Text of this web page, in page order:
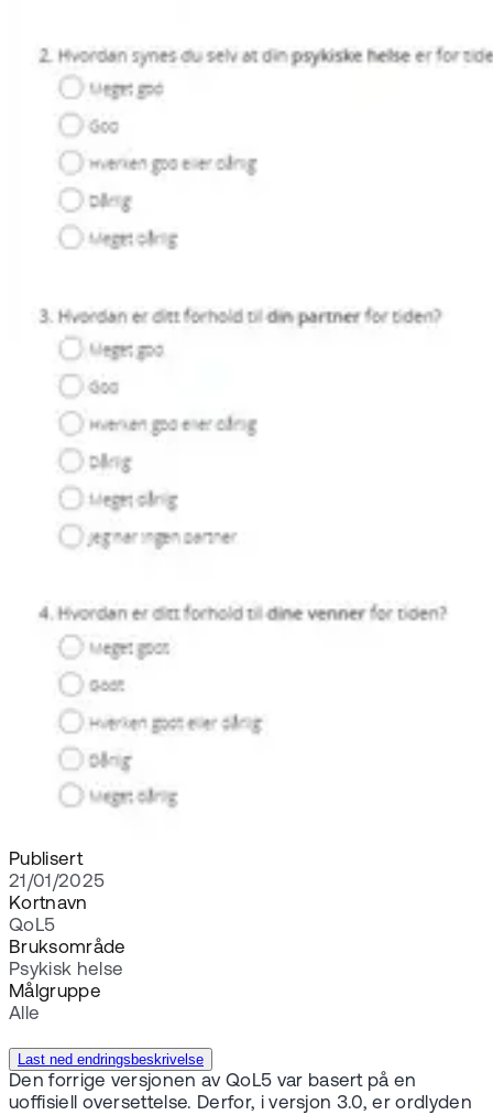
Publisert
21/01/2025
Kortnavn
QoL5
Bruksområde
Psykisk helse
Målgruppe
Alle
Last ned endringsbeskrivelse
Den forrige versjonen av QoL5 var basert på en
uoffisiell oversettelse. Derfor, i versjon 3.0, er ordlyden